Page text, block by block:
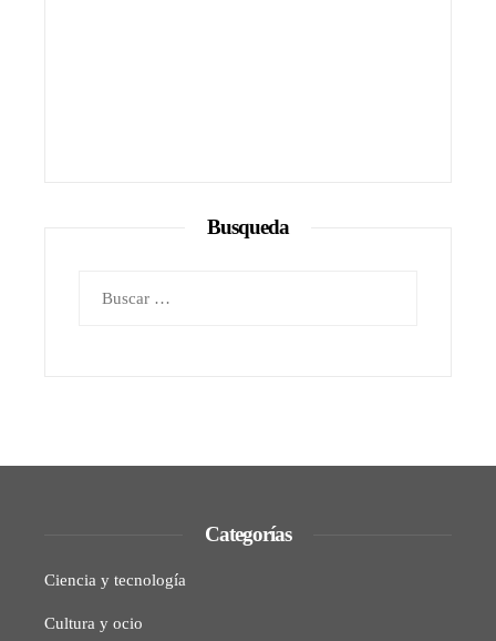
Busqueda
Categorías
Ciencia y tecnología
Cultura y ocio